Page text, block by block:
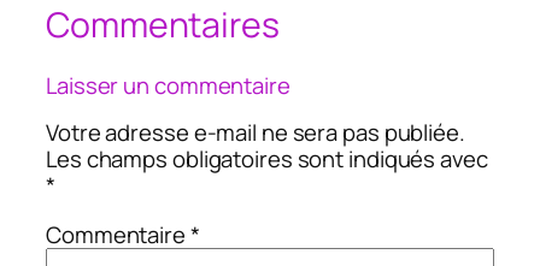
Commentaires
Laisser un commentaire
Votre adresse e-mail ne sera pas publiée.
Les champs obligatoires sont indiqués avec
*
Commentaire*